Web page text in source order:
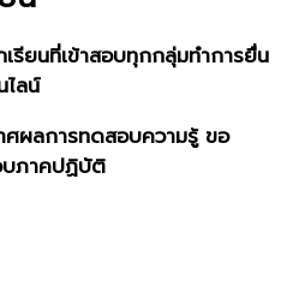
รียนที่เข้าสอบทุกกลุ่มทำการยื่น
ลน์
ศผลการทดสอบความรู้ ขอ
บภาคปฏิบัติ